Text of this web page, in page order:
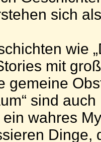
sich
wie
mit
gemeine
sind
wahres
Dinge,